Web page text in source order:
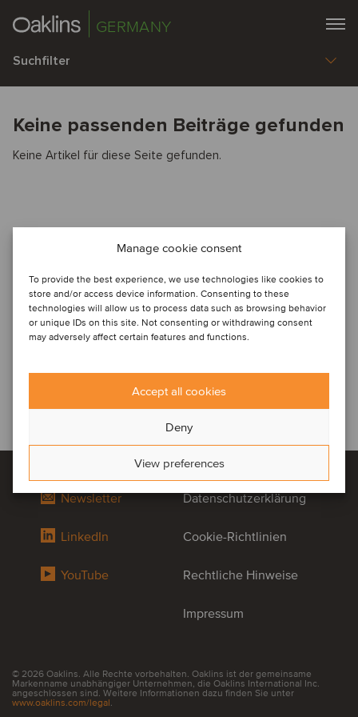
Manage cookie consent
To provide the best experience, we use technologies like cookies to
store and/or access device information. Consenting to these
technologies will allow us to process data such as browsing behavior
or unique IDs on this site. Not consenting or withdrawing consent
may adversely affect certain features and functions.
Accept all cookies
Deny
View preferences
GERMANY
Suchfilter
Keine passenden Beiträge gefunden
Keine Artikel für diese Seite gefunden.
Newsletter
LinkedIn
YouTube
Datenschutzerklärung
Cookie-Richtlinien
Rechtliche Hinweise
Impressum
© 2026 Oaklins. Alle Rechte vorbehalten. Oaklins ist der gemeinsame
Markenname unabhängiger Unternehmen, die Oaklins International Inc.
angeschlossen sind. Weitere Informationen dazu finden Sie unter
www.oaklins.com/legal.